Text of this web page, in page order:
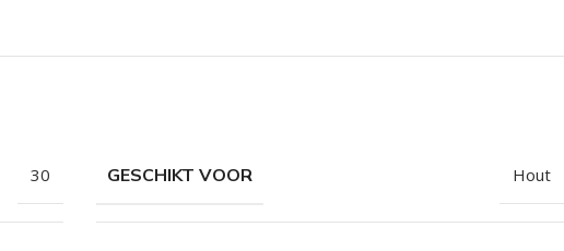
30 GESCHIKT VOOR Hout